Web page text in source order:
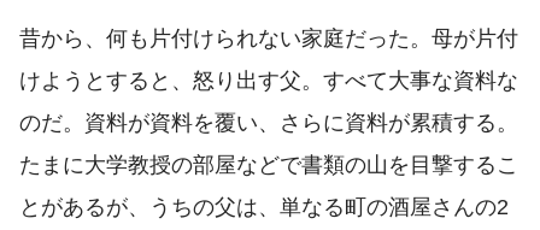
昔から、何も片付けられない家庭だった。母が片付
けようとすると、怒り出す父。すべて大事な資料な
のだ。資料が資料を覆い、さらに資料が累積する。
たまに大学教授の部屋などで書類の山を目撃するこ
とがあるが、うちの父は、単なる町の酒屋さんの2